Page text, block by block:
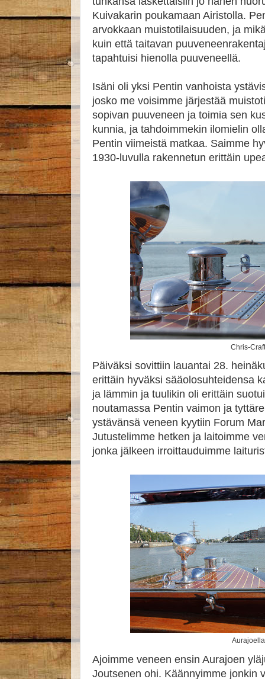
Kuivakarin poukamaan Airistolla.
arvokkaan muistotilaisuuden, ja
kuin että taitavan
tapahtuisi hienolla puuveneellä.
Isäni oli yksi Pentin vanhoista
josko me voisimme järjestää
sopivan puuveneen ja toimia sen
kunnia, ja tahdoimmekin ilomielin
Pentin viimeistä matkaa. Saimme
1930-luvulla rakennetun erittäin
Chris-
Päiväksi sovittiin lauantai 28.
erittäin hyväksi sääolosuhteidensa
ja lämmin ja tuulikin oli erittäin
noutamassa Pentin vaimon ja
ystävänsä veneen kyytiin Forum
Jutustelimme hetken ja laitoimme
jonka jälkeen irroittauduimme
Aurajoella
Ajoimme veneen ensin Aurajoen
Joutsenen ohi. Käännyimme jonkin